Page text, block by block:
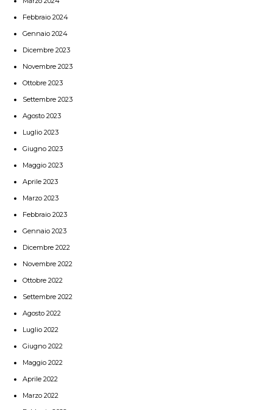
Febbraio 2024
Gennaio 2024
Dicembre 2023
Novembre 2023
Ottobre 2023
Settembre 2023
Agosto 2023
Luglio 2023
Giugno 2023
Maggio 2023
Aprile 2023
Marzo 2023
Febbraio 2023
Gennaio 2023
Dicembre 2022
Novembre 2022
Ottobre 2022
Settembre 2022
Agosto 2022
Luglio 2022
Giugno 2022
Maggio 2022
Aprile 2022
Marzo 2022